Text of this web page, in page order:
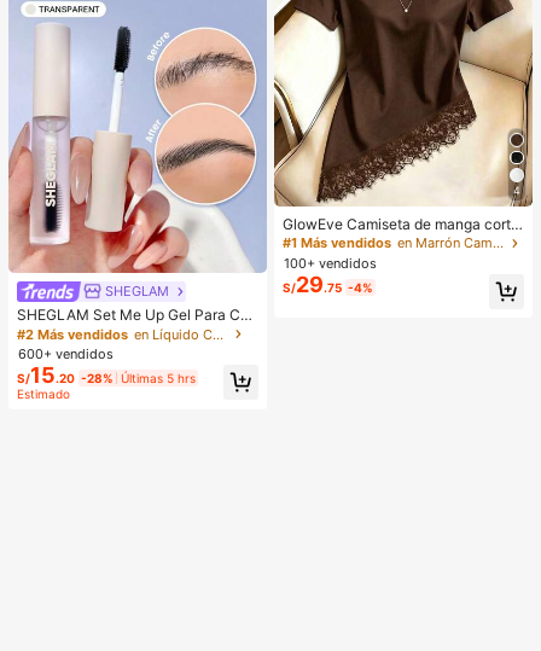
SHEGLAM
SHEGLAM Set Me Up Gel Para Cej
as Marca De Belleza CosméTica M
aquillaje Para Mujeres Y NiñAs
#2 Más vendidos
en Líquido Cejas
600+ vendidos
S/15.20 -28% Últimas 5 hrs
Estimado
4
GlowEve Camiseta de manga corta
de cuello redondo de unicolor casu
al versátil para uso diario para muje
r
#1 Más vendidos
en Marrón Camisetas básicas informales
100+ vendidos
S/29.75 -4%